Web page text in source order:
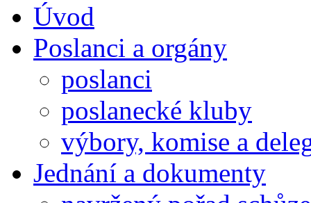
Úvod
Poslanci a orgány
poslanci
poslanecké kluby
výbory, komise a
Jednání a dokumenty